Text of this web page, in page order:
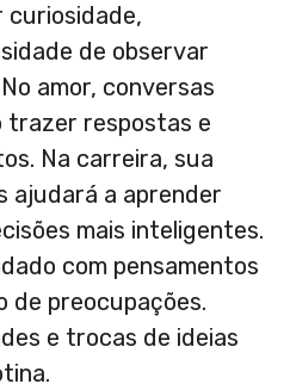
curiosidade,
de observar
amor, conversas
trazer respostas e
Na carreira, sua
ajudará a aprender
mais inteligentes.
com pensamentos
de preocupações.
e trocas de ideias